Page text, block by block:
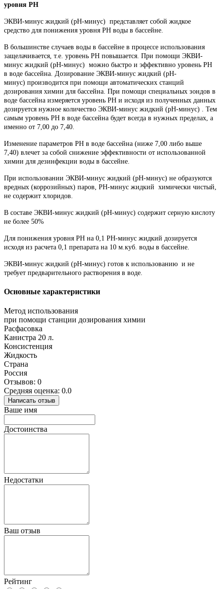
уровня РН
ЭКВИ-минус жидкий (рН-минус) представляет собой жидкое
средство для понижения уровня РН воды в бассейне.
В большинстве случаев воды в бассейне в процессе использования
защелачивается, т.е. уровень РН повышается. При помощи ЭКВИ-
минус жидкий (рН-минус) можно быстро и эффективно уровень РН
в воде бассейна. Дозирование ЭКВИ-минус жидкий (рН-
минус) производится при помощи автоматических станций
дозирования химии для бассейна. При помощи специальных зондов в
воде бассейна измеряется уровень РН и исходя из полученных данных
дозируется нужное количество ЭКВИ-минус жидкий (рН-минус) . Тем
самым уровень РН в воде бассейна будет всегда в нужных пределах, а
именно от 7,00 до 7,40.
Изменение параметров РН в воде бассейна (ниже 7,00 либо выше
7,40) влечет за собой снижение эффективности от использованной
химии для дезинфекции воды в бассейне.
При использовании ЭКВИ-минус жидкий (рН-минус) не образуются
вредных (коррозийных) паров, РН-минус жидкий химически чистый,
не содержит хлоридов.
В составе ЭКВИ-минус жидкий (рН-минус) содержит серную кислоту
не более 50%
Для понижения уровня РН на 0,1 РН-минус жидкий дозируется
исходя из расчета 0,1 препарата на 10 м.куб. воды в бассейне.
ЭКВИ-минус жидкий (рН-минус) готов к использованию и не
требует предварительного растворения в воде.
Основные характеристики
Метод использования
при помощи станции дозирования химии
Расфасовка
Канистра 20 л.
Консистенция
Жидкость
Страна
Россия
Отзывов: 0
Средняя оценка: 0.0
Написать отзыв
Ваше имя
Достоинства
Недостатки
Ваш отзыв
Рейтинг